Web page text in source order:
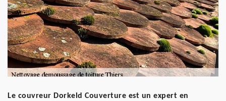
Le couvreur Dorkeld Couverture est un expert en